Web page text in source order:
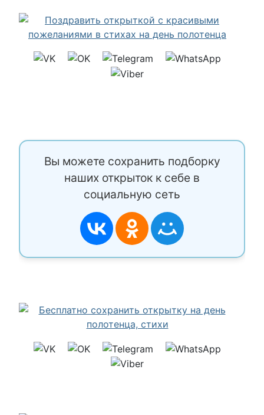
Вы можете сохранить подборку
наших открыток к себе в
социальную сеть